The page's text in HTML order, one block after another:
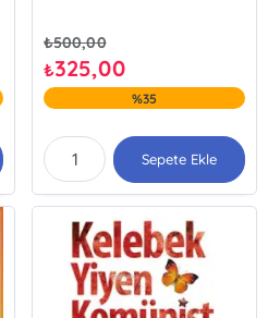
₺500,00
₺325,00
%35
Sepete Ekle